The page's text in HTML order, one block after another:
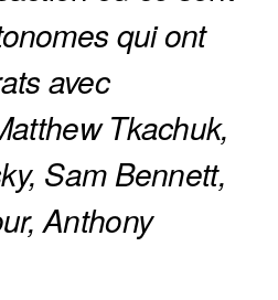
qui ont
avec
Tkachuk,
Sam Bennett,
Anthony